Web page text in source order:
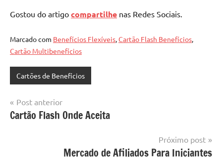
Gostou do artigo compartilhe nas Redes Sociais.
Marcado com Benefícios Flexíveis,Cartão Flash Benefícios,
Cartão Multibenefícios
Cartões de Benefícios
Navegação
de
Post anterior
Cartão Flash Onde Aceita
Próximo post
Mercado de Afiliados Para Iniciantes